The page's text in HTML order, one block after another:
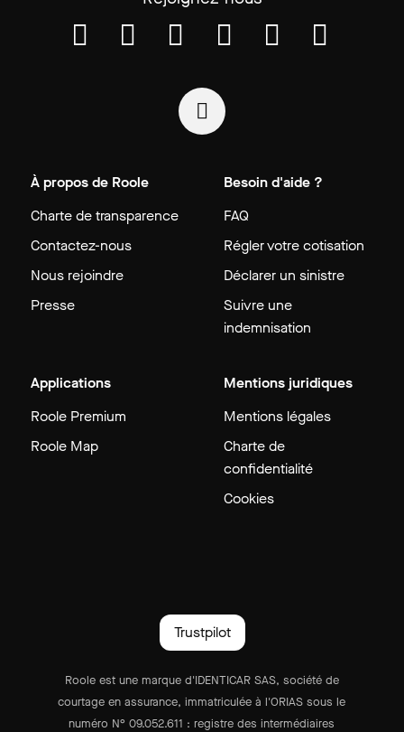
À propos de Roole
Charte de transparence
Contactez-nous
Nous rejoindre
Presse
Besoin d'aide ?
FAQ
Régler votre cotisation
Déclarer un sinistre
Suivre une
indemnisation
Applications
Roole Premium
Roole Map
Mentions juridiques
Mentions légales
Charte de
confidentialité
Cookies
Trustpilot
Roole est une marque d'IDENTICAR SAS, société de
courtage en assurance, immatriculée à l'ORIAS sous le
numéro N° 09.052.611 : registre des intermédiaires